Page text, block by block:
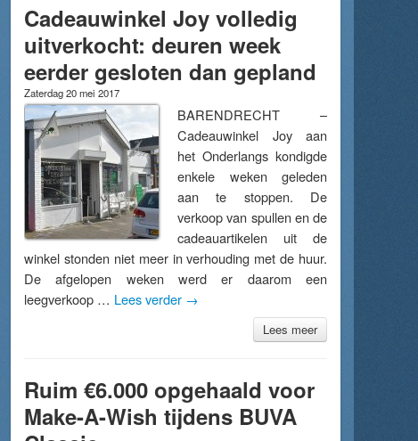
Cadeauwinkel Joy volledig
uitverkocht: deuren week
eerder gesloten dan gepland
Zaterdag 20 mei 2017
BARENDRECHT –
Cadeauwinkel Joy aan
het Onderlangs kondigde
enkele weken geleden
aan te stoppen. De
verkoop van spullen en de
cadeauartikelen uit de
winkel stonden niet meer in verhouding met de huur.
De afgelopen weken werd er daarom een
leegverkoop … Lees verder →
Lees meer
Ruim €6.000 opgehaald voor
Make-A-Wish tijdens BUVA